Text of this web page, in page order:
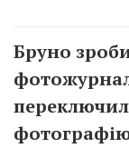
Бруно